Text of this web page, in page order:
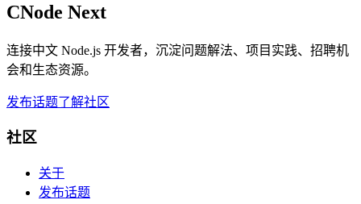
CNode Next
连接中文 Node.js 开发者，沉淀问题解法、项目实践、招聘机
会和生态资源。
发布话题了解社区
社区
关于
发布话题